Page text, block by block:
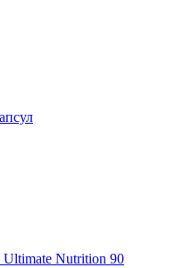
Nutrition 90